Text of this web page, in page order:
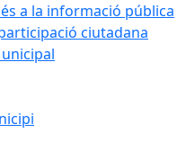
a la informació pública
ciutadana